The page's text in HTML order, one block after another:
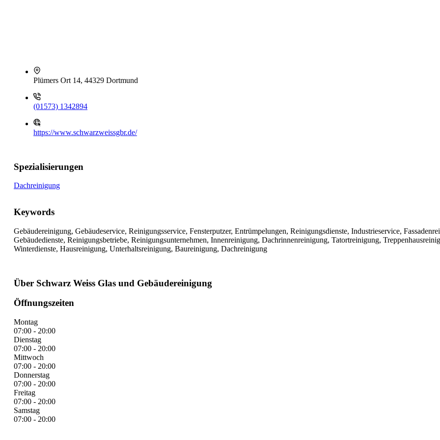
Plümers Ort 14, 44329 Dortmund
(01573) 1342894
https://www.schwarzweissgbr.de/
Spezialisierungen
Dachreinigung
Keywords
Gebäudereinigung, Gebäudeservice, Reinigungsservice, Fensterputzer, Entrümpelungen, Reinigungsdienste, Industrieservice,
Gebäudedienste, Reinigungsbetriebe, Reinigungsunternehmen, Innenreinigung, Dachrinnenreinigung, Tatortreinigung,
Winterdienste, Hausreinigung, Unterhaltsreinigung, Baureinigung, Dachreinigung
Über Schwarz Weiss Glas und Gebäudereinigung
Öffnungszeiten
Montag
07:00 - 20:00
Dienstag
07:00 - 20:00
Mittwoch
07:00 - 20:00
Donnerstag
07:00 - 20:00
Freitag
07:00 - 20:00
Samstag
07:00 - 20:00